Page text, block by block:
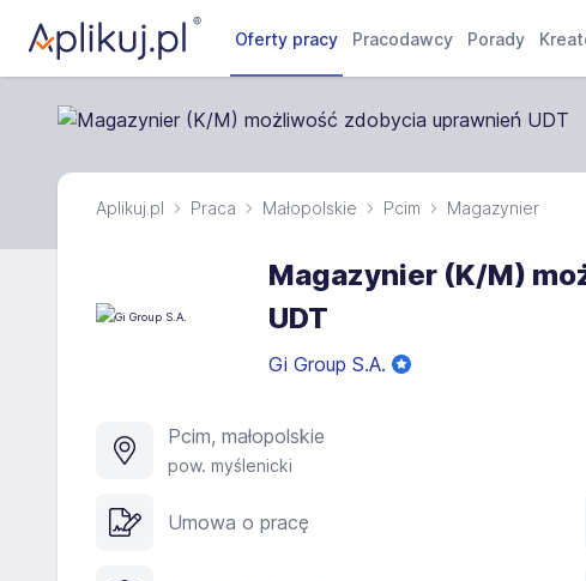
Oferty pracy Pracodawcy Porady
Aplikuj.pl Praca Małopolskie Pcim Magazynier
Magazynier (K/M)
UDT
Gi Group S.A.
Pcim, małopolskie
pow. myślenicki
Umowa o pracę